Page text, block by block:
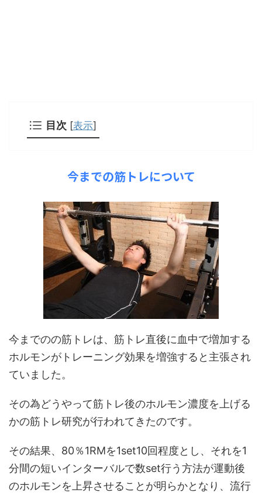
目次 [表示]
今までの筋トレについて
今までのの筋トレは、筋トレ直後に血中で増加する
ホルモンがトレーニング効果を増強すると主張され
ていました。
その為どうやって筋トレ後のホルモン濃度を上げる
かの筋トレ研究が行われてきたのです。
その結果、80％1RMを1set10回程度とし、それを1
分間の短いインターバルで数set行う方法が運動後
のホルモンを上昇させることが明らかとなり、流行